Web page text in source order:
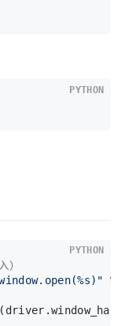
PYTHON
）
%
PYTHON